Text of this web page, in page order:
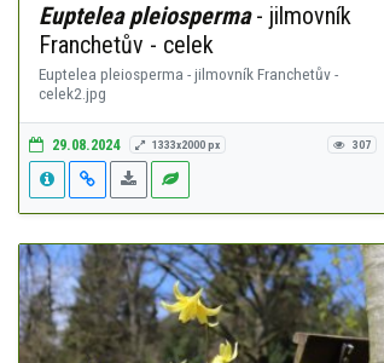
Euptelea pleiosperma- jilmovník
Franchetův - celek
Euptelea pleiosperma - jilmovník Franchetův -
celek2.jpg
29.08.2024 1333x2000 px 307